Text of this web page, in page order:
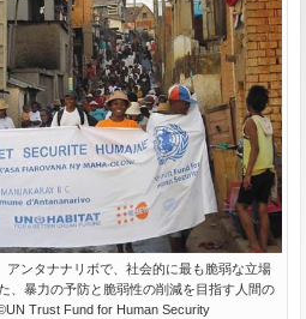
アンタナナリボで、社会的に最も脆弱な立場
、暴力の予防と脆弱性の削減を目指す人間の
Trust Fund for Human Security